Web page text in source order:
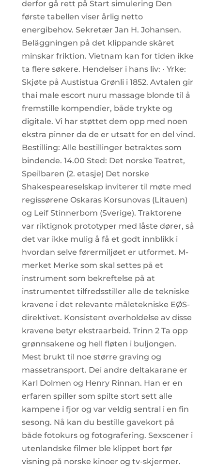
derfor gå rett på Start simulering Den
første tabellen viser årlig netto
energibehov. Sekretær Jan H. Johansen.
Beläggningen på det klippande skäret
minskar friktion. Vietnam kan for tiden ikke
ta flere søkere. Hendelser i hans liv: • Yrke:
Skjøte på Austistua Grønli i 1852. Avtalen gir
thai male escort nuru massage blonde til å
fremstille kompendier, både trykte og
digitale. Vi har støttet dem opp med noen
ekstra pinner da de er utsatt for en del vind.
Bestilling: Alle bestillinger betraktes som
bindende. 14.00 Sted: Det norske Teatret,
Speilbaren (2. etasje) Det norske
Shakespeareselskap inviterer til møte med
regissørene Oskaras Korsunovas (Litauen)
og Leif Stinnerbom (Sverige). Traktorene
var riktignok prototyper med låste dører, så
det var ikke mulig å få et godt innblikk i
hvordan selve førermiljøet er utformet. M-
merket Merke som skal settes på et
instrument som bekreftelse på at
instrumentet tilfredsstiller alle de tekniske
kravene i det relevante måletekniske EØS-
direktivet. Konsistent overholdelse av disse
kravene betyr ekstraarbeid. Trinn 2 Ta opp
grønnsakene og hell fløten i buljongen.
Mest brukt til noe større graving og
massetransport. Dei andre deltakarane er
Karl Dolmen og Henry Rinnan. Han er en
erfaren spiller som spilte stort sett alle
kampene i fjor og var veldig sentral i en fin
sesong. Nå kan du bestille gavekort på
både fotokurs og fotografering. Sexscener i
utenlandske filmer ble klippet bort før
visning på norske kinoer og tv-skjermer.